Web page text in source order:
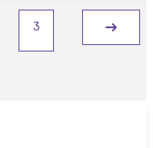
3
Дальше